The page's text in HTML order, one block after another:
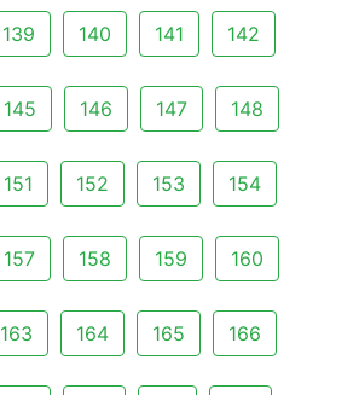
139 140 141 142
145 146 147 148
151 152 153 154
157 158 159 160
163 164 165 166